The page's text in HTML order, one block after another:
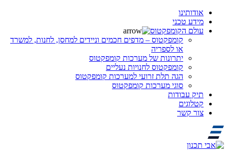
אודותינו
מידע טכני
עולם הקומפקטוס
קומפקטוס – מדפים חכמים וניידים למחסן, לחנות, למשרד
או לספריה
יתרונות של מערכות קומפקטוס
קומפקטוס לחנויות נעליים
הגה תלת זרועי למערכות קומפקטוס
סוגי מערכות קומפקטוס
תיק עבודות
קטלוגים
צור קשר